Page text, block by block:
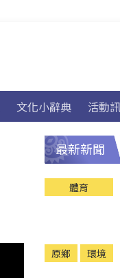
文化小辭典 活動
最新新聞
體育
原鄉 環境